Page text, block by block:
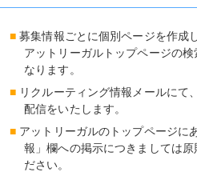
募集情報ごとに個別ページを作成
アットリーガルトップページの
なります。
リクルーティング情報メールにて
配信をいたします。
アットリーガルのトップページに
報」欄への掲示につきましては
ださい。